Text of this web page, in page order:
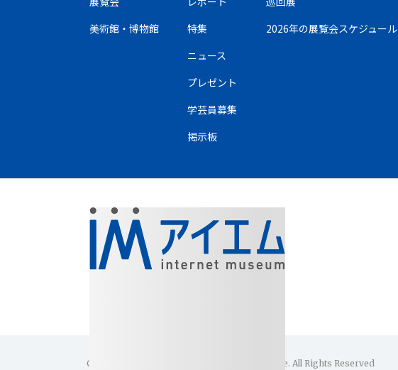
美術館・博物館
特集
ニュース
プレゼント
学芸員募集
掲示板
2026年の展覧会スケジュール
Copyright(C)1996-2026 Internet Museum Office. All Rights Reserved